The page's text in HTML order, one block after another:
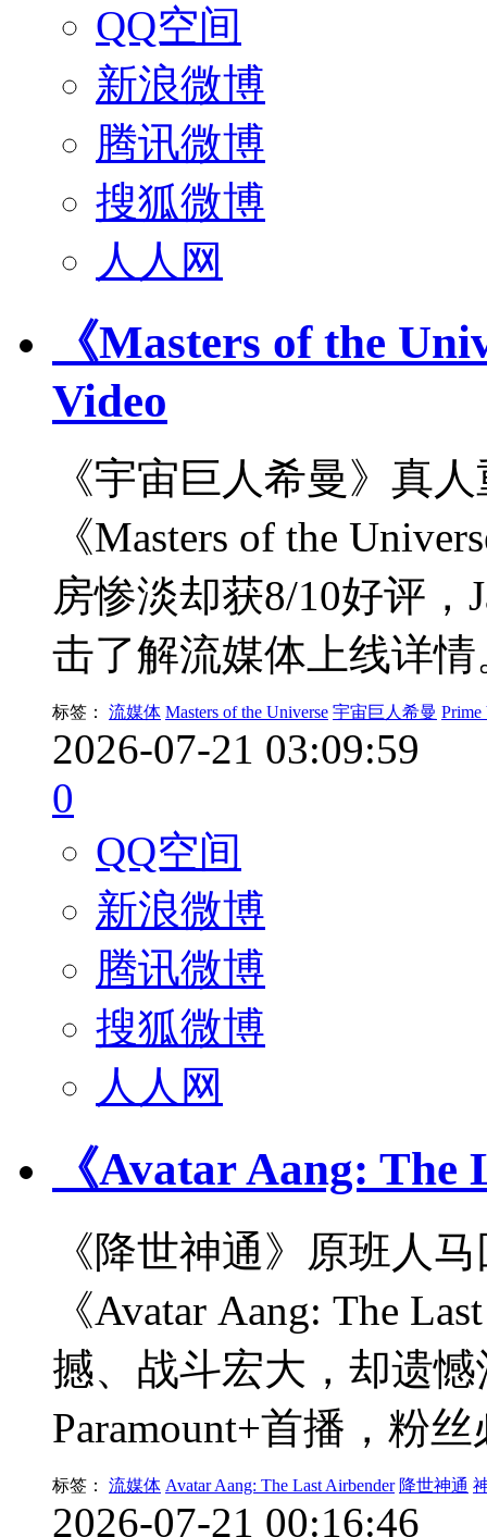
QQ空间
新浪微博
腾讯微博
搜狐微博
人人网
《Masters of the
Video
《宇宙巨人希曼》真
《Masters of the
房惨淡却获8/10好评，
击了解流媒体上线详情
标签： 流媒体 Masters of the Universe 宇宙巨人希曼 Prime
2026-07-21 03:09:59
0
QQ空间
新浪微博
腾讯微博
搜狐微博
人人网
《Avatar Aang:
《降世神通》原班人
《Avatar Aang: The
撼、战斗宏大，却遗
Paramount+首播，粉
标签： 流媒体 Avatar Aang: The Last Airbender 降世神通
2026-07-21 00:16:46